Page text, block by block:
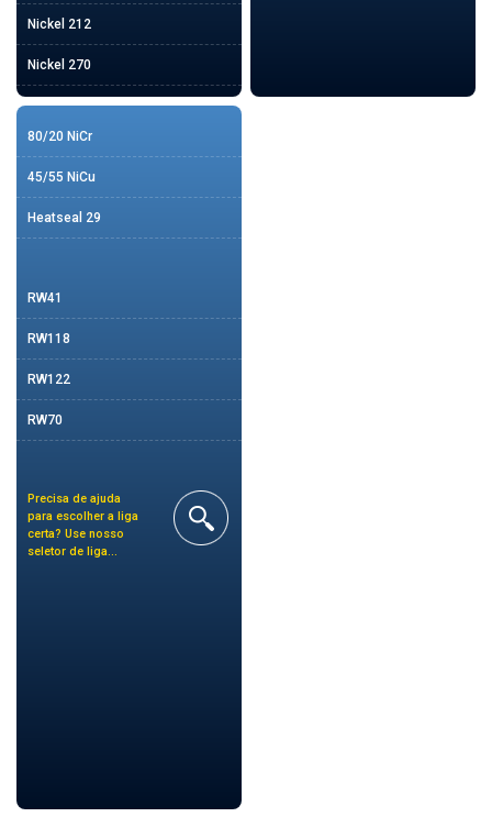
Nickel 212
Nickel 270
80/20 NiCr
45/55 NiCu
Heatseal 29
RW41
RW118
RW122
RW70
Precisa de ajuda
para escolher a liga
certa? Use nosso
seletor de liga...